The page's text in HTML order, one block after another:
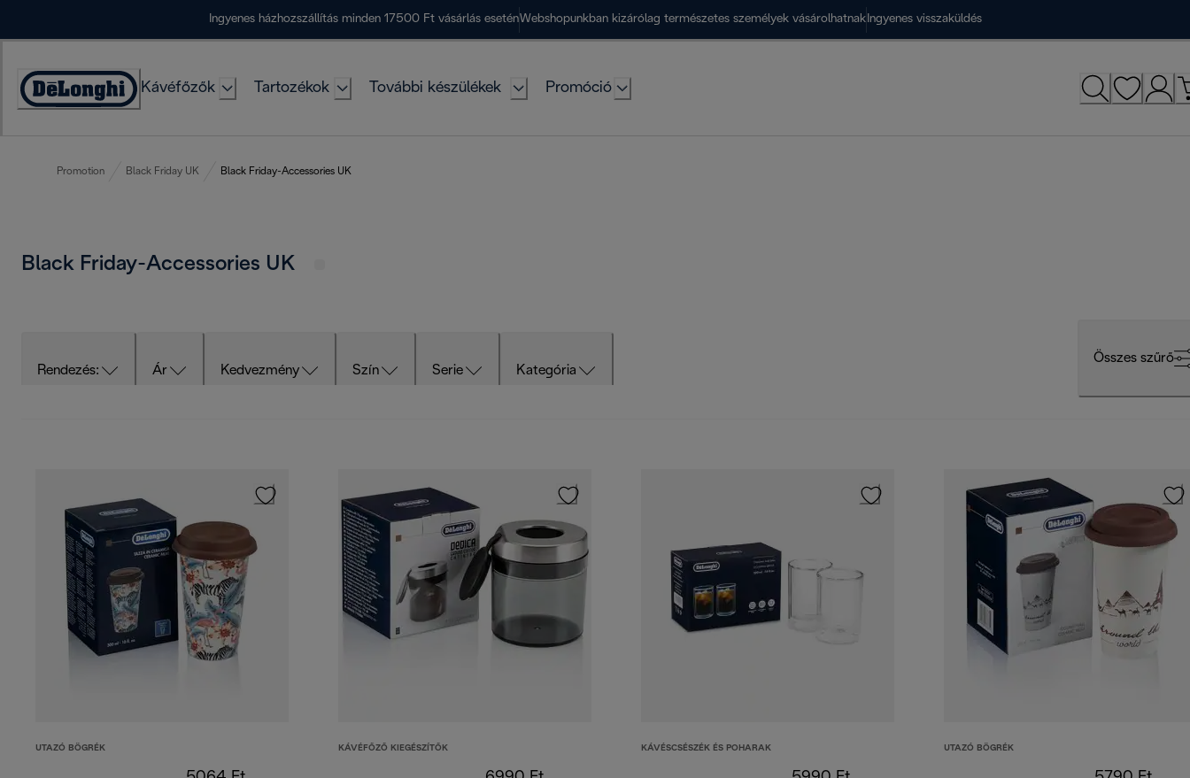
Ingyenes házhozszállítás minden 17500 Ft vásárlás eseténWebshopunkban kizárólag természetes személyek vásárolhatnak Ingyenes visszaküldés
Accessibility
Kávéfőzők Tartozékok További készülékek Promóció
Promotion Black Friday UK Black Friday-Accessories UK
Black Friday-Accessories UK
Rendezés: Ár Kedvezmény Szín Serie Kategória
Összes szűrő
UTAZÓ BÖGRÉK KÁVÉFŐZŐ KIEGÉSZÍTŐK KÁVÉSCSÉSZÉK ÉS POHARAK UTAZÓ BÖGRÉK